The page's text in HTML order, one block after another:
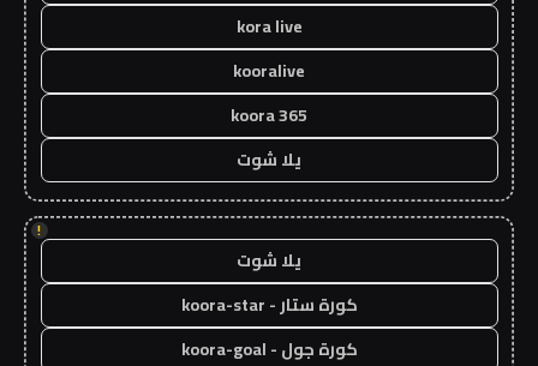
kora live
kooralive
koora 365
يلا شوت
!
يلا شوت
كورة ستار - koora-star
كورة جول - koora-goal